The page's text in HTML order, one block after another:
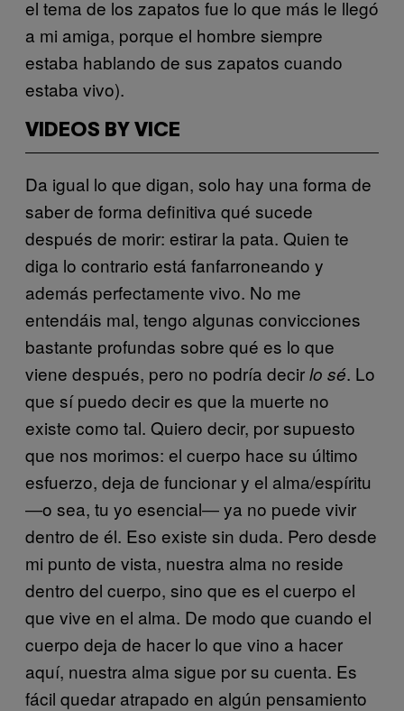
el tema de los zapatos fue lo que más le llegó
a mi amiga, porque el hombre siempre
estaba hablando de sus zapatos cuando
estaba vivo).
VIDEOS BY VICE
Da igual lo que digan, solo hay una forma de
saber de forma definitiva qué sucede
después de morir: estirar la pata. Quien te
diga lo contrario está fanfarroneando y
además perfectamente vivo. No me
entendáis mal, tengo algunas convicciones
bastante profundas sobre qué es lo que
viene después, pero no podría decirlo sé. Lo
que sí puedo decir es que la muerte no
existe como tal. Quiero decir, por supuesto
que nos morimos: el cuerpo hace su último
esfuerzo, deja de funcionar y el alma/espíritu
―o sea, tu yo esencial― ya no puede vivir
dentro de él. Eso existe sin duda. Pero desde
mi punto de vista, nuestra alma no reside
dentro del cuerpo, sino que es el cuerpo el
que vive en el alma. De modo que cuando el
cuerpo deja de hacer lo que vino a hacer
aquí, nuestra alma sigue por su cuenta. Es
fácil quedar atrapado en algún pensamiento